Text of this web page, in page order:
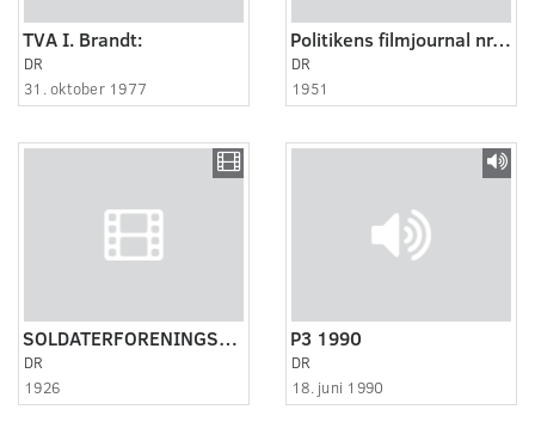
TVA I. Brandt:
DR
31. oktober 1977
Politikens filmjournal nr. 94, 1951
DR
1951
SOLDATERFORENINGSJUBILÆUM I HOLBÆK 1926
DR
1926
P3 1990
DR
18. juni 1990